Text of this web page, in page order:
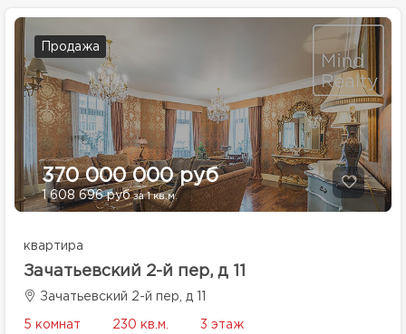
Продажа
370 000 000 руб
1 608 696 рубза 1 кв.м.
квартира
Зачатьевский 2-й пер, д 11
Зачатьевский 2-й пер, д 11
5 комнат 230 кв.м. 3 этаж